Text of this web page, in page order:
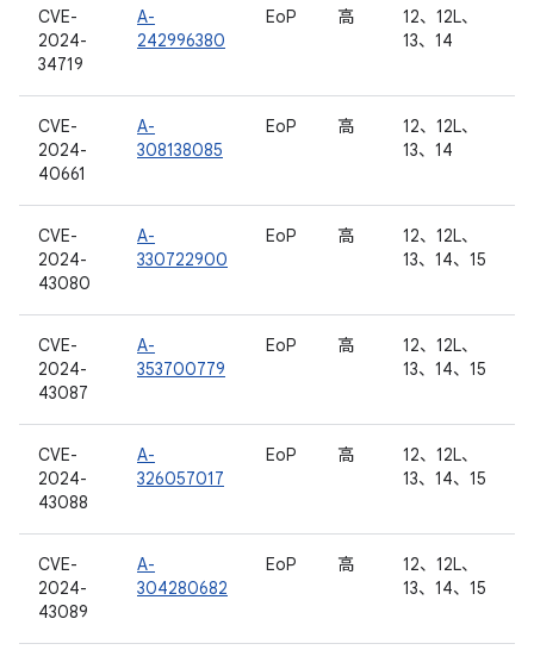
CVE-
2024-
34719
A-
242996380
EoP 高
12、12L、
13、14
CVE-
2024-
40661
A-
308138085
EoP 高
12、12L、
13、14
CVE-
2024-
43080
A-
330722900
EoP 高
12、12L、
13、14、15
CVE-
2024-
43087
A-
353700779
EoP 高
12、12L、
13、14、15
CVE-
2024-
43088
A-
326057017
EoP 高
12、12L、
13、14、15
CVE-
2024-
43089
A-
304280682
EoP 高
12、12L、
13、14、15